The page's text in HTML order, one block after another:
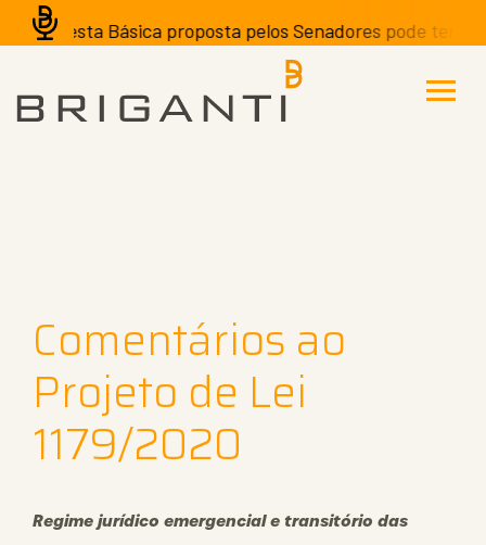
Cesta Básica proposta pelos Senadores pode ter
Comentários ao
Projeto de Lei
1179/2020
Regime jurídico emergencial e transitório das